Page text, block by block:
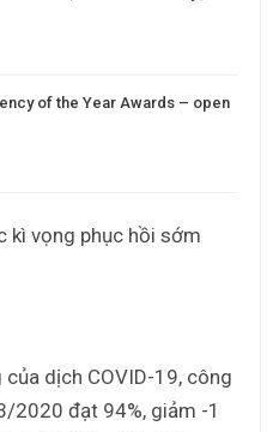
of the Year Awards – open
kì vọng phục hồi sớm
dịch COVID-19, công
2020 đạt 94%, giảm -1